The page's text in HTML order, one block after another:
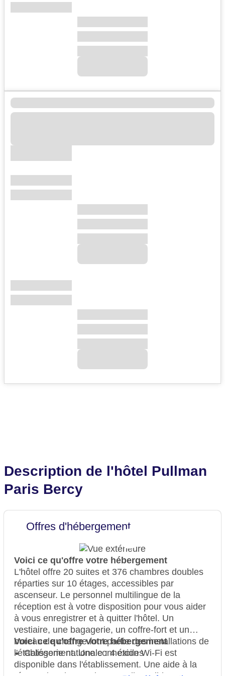
Description de l'hôtel Pullman
Paris Bercy
Offres d'hébergement
Voici ce qu'offre votre hébergement
L'hôtel offre 20 suites et 376 chambres doubles
réparties sur 10 étages, accessibles par
ascenseur. Le personnel multilingue de la
réception est à votre disposition pour vous aider
à vous enregistrer et à quitter l'hôtel. Un
vestiaire, une bagagerie, un coffre-fort et un
bureau de change font partie des installations de
l'établissement. Une connexion Wi-Fi est
disponible dans l'établissement. Une aide à la
Voici ce qu'offre votre hébergement
Catégorie nationale : 4 étoiles